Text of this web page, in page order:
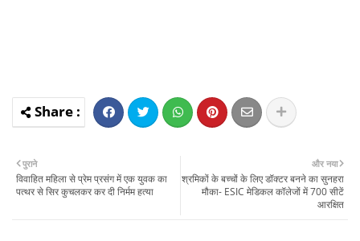
और नया
श्रमिकों के बच्चों के लिए डॉक्टर बनने का सुनहरा
मौका- ESIC मेडिकल कॉलेजों में 700 सीटें
आरक्षित
पुराने
विवाहित महिला से प्रेम प्रसंग में एक युवक का
पत्थर से सिर कुचलकर कर दी निर्मम हत्या